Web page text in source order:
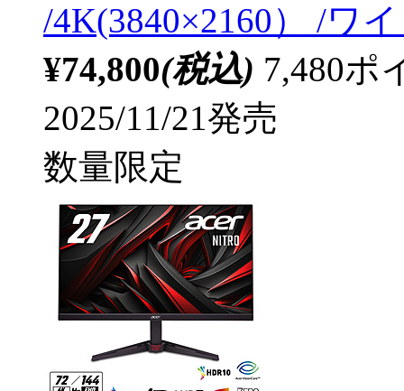
/4K(3840×2160） /ワ
¥74,800(税込) 7,480ポ
2025/11/21発売
数量限定